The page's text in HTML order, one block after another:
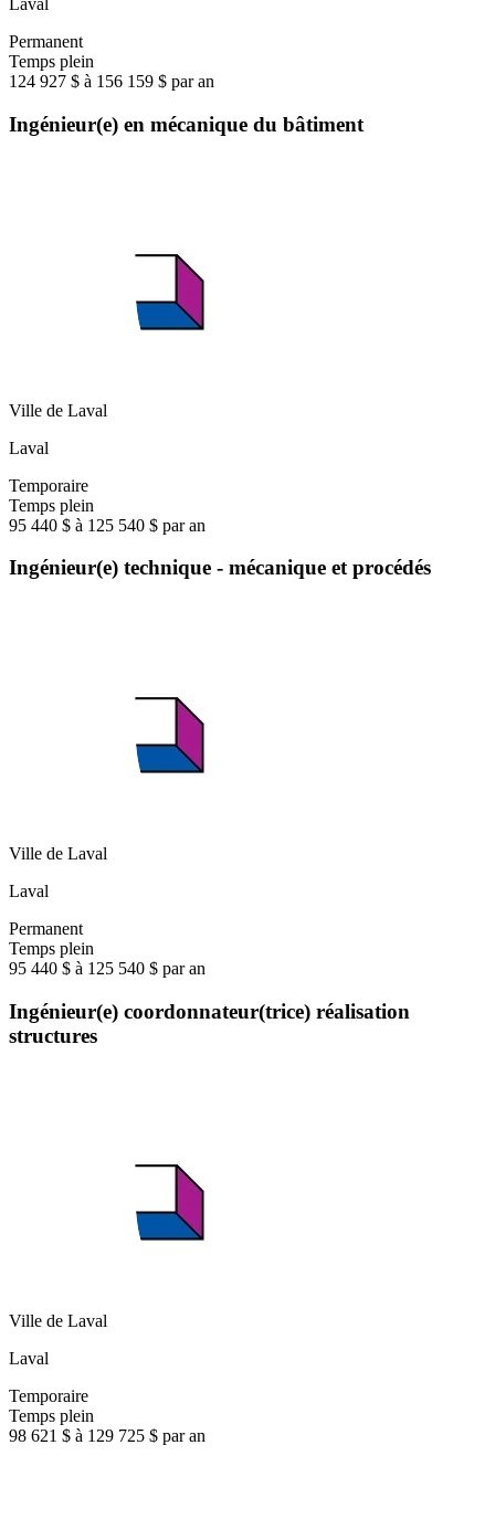
Laval
Permanent
Temps plein
124 927 $ à 156 159 $ par an
Ingénieur(e) en mécanique du bâtiment
Ville de Laval
Laval
Temporaire
Temps plein
95 440 $ à 125 540 $ par an
Ingénieur(e) technique - mécanique et procédés
Ville de Laval
Laval
Permanent
Temps plein
95 440 $ à 125 540 $ par an
Ingénieur(e) coordonnateur(trice) réalisation
structures
Ville de Laval
Laval
Temporaire
Temps plein
98 621 $ à 129 725 $ par an